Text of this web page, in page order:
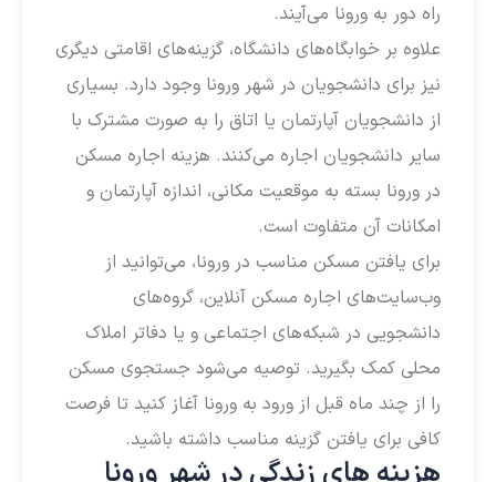
راه دور به ورونا می‌آیند.
علاوه بر خوابگاه‌های دانشگاه، گزینه‌های اقامتی دیگری
نیز برای دانشجویان در شهر ورونا وجود دارد. بسیاری
از دانشجویان آپارتمان یا اتاق را به صورت مشترک با
سایر دانشجویان اجاره می‌کنند. هزینه اجاره مسکن
در ورونا بسته به موقعیت مکانی، اندازه آپارتمان و
امکانات آن متفاوت است.
برای یافتن مسکن مناسب در ورونا، می‌توانید از
وب‌سایت‌های اجاره مسکن آنلاین، گروه‌های
دانشجویی در شبکه‌های اجتماعی و یا دفاتر املاک
محلی کمک بگیرید. توصیه می‌شود جستجوی مسکن
را از چند ماه قبل از ورود به ورونا آغاز کنید تا فرصت
کافی برای یافتن گزینه مناسب داشته باشید.